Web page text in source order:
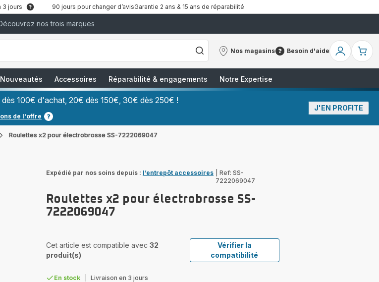
3 jours 90 jours pour changer d’avisGarantie 2 ans & 15 ans de réparabilité
nos trois marques
Nos magasins
Nos
Besoin d'aide
Besoin
Mon
Nouveautés Accessoires Réparabilité & engagements Notre Expertise
100€ d'achat, 20€ dès 150€, 30€ dès 250€ !
de l'offre
J'EN PROFITE
Roulettes x2 pour électrobrosse SS-7222069047
Expédié par nos soins depuis : l’entrepôt accessoires
Ref: SS-
7222069047
Roulettes x2 pour électrobrosse SS-
7222069047
Cet article est compatible avec 32
produit(s)
Vérifier la
compatibilité
En stock Livraison en 3 jours